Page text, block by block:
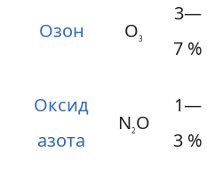
Озон O3
3—
7 %
Оксид
азота
N2O
1—
3 %